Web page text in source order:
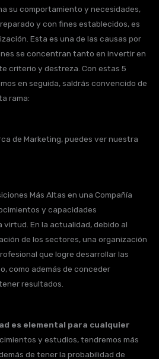
su comportamiento y necesidades,
y con fines establecidos, es
Esta es una de las causas por
se concentran tanto en invertir en
criterio y destreza. Con estas 5
en seguida, saldrás convencido de
rama:
de Marketing, puedes ver nuestra
Más Altas en una Compañía
y capacidades
En la actualidad, debido al
de los sectores, una organización
que logre desarrollar las
como además de conceder
resultados.
es elemental para cualquier
y estudios, tendremos más
de tener la probabilidad de